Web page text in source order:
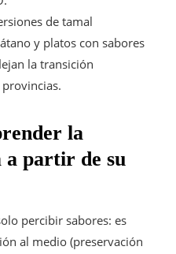
de tamal
y platos con sabores
la transición
la
a partir de su
percibir sabores: es
al medio (preservación